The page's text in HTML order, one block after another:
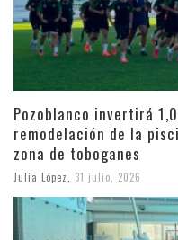
Pozoblanco invertirá
remodelación de la
zona de toboganes
Julia López 31 julio, 2026